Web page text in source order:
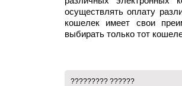
осуществлять оплату
кошелек имеет свои
выбирать только тот
????????? ??????